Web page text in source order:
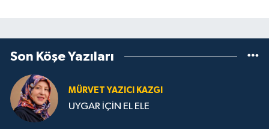
Son Köşe Yazıları
MÜRVET YAZICI KAZGI
UYGAR İÇİN EL ELE